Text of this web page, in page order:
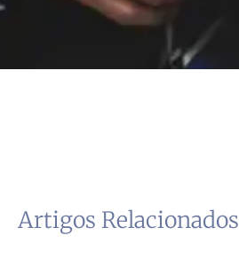
Artigos Relacionados